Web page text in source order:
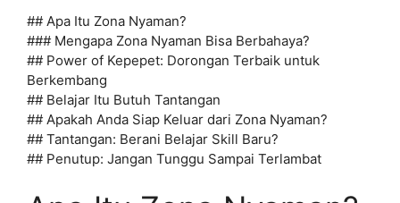
## Apa Itu Zona Nyaman?
### Mengapa Zona Nyaman Bisa Berbahaya?
## Power of Kepepet: Dorongan Terbaik untuk
Berkembang
## Belajar Itu Butuh Tantangan
## Apakah Anda Siap Keluar dari Zona Nyaman?
## Tantangan: Berani Belajar Skill Baru?
## Penutup: Jangan Tunggu Sampai Terlambat